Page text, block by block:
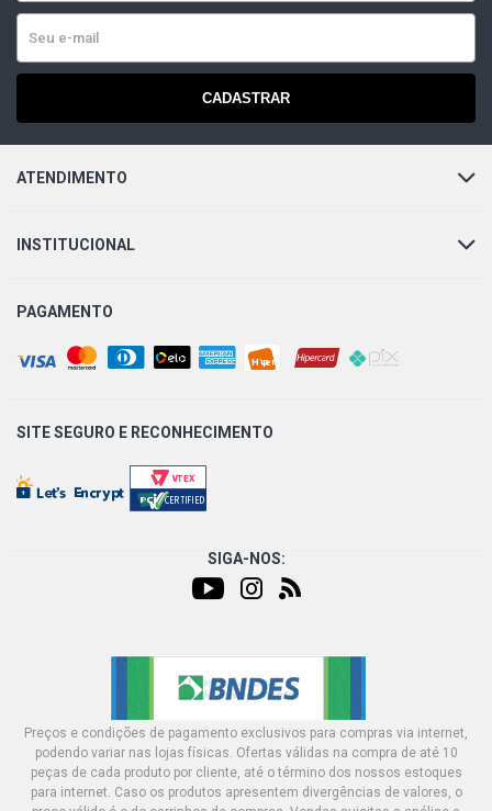
CADASTRAR
ATENDIMENTO
INSTITUCIONAL
PAGAMENTO
SITE SEGURO E RECONHECIMENTO
SIGA-NOS:
Preços e condições de pagamento exclusivos para compras via internet,
podendo variar nas lojas físicas. Ofertas válidas na compra de até 10
peças de cada produto por cliente, até o término dos nossos estoques
para internet. Caso os produtos apresentem divergências de valores, o